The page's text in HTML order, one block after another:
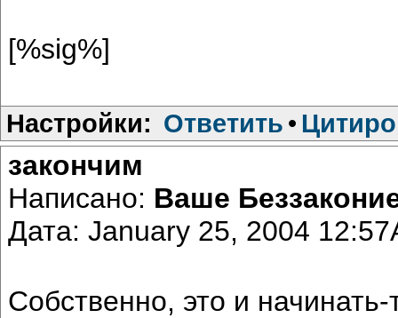
[%sig%]
Настройки: Ответить •
закончим
Написано: Ваше
Дата: January 25, 2004
Собственно, это и